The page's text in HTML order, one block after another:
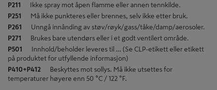
P211
Ikke spray mot åpen flamme eller annen tennkilde.
P251
Må ikke punkteres eller brennes, selv ikke etter bruk.
P261
Unngå innånding av støv/røyk/gass/tåke/damp/aerosoler.
P271
Brukes bare utendørs eller i et godt ventilert område.
P501
Innhold/beholder leveres til … (Se CLP-etikett eller etikett
på produktet for utfyllende informasjon)
P410+P412
Beskyttes mot sollys. Må ikke utsettes for
temperaturer høyere enn 50 °C / 122 °F.